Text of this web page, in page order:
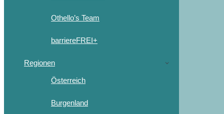
Othello’s Team
barriereFREI+
Regionen
Österreich
Burgenland